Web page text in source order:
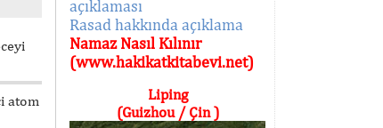
atom
açıklaması
Rasad hakkında açıklama
Namaz Nasıl Kılınır
(www.hakikatkitabevi.net)
Liping
(Guizhou / Çin )